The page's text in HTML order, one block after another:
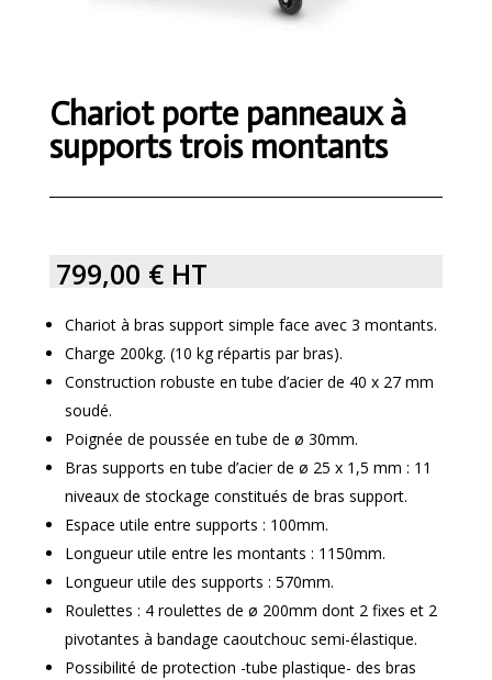
Chariot porte panneaux à
supports trois montants
799,00 € HT
Chariot à bras support simple face avec 3 montants.
Charge 200kg. (10 kg répartis par bras).
Construction robuste en tube d’acier de 40 x 27 mm
soudé.
Poignée de poussée en tube de ø 30mm.
Bras supports en tube d’acier de ø 25 x 1,5 mm : 11
niveaux de stockage constitués de bras support.
Espace utile entre supports : 100mm.
Longueur utile entre les montants : 1150mm.
Longueur utile des supports : 570mm.
Roulettes : 4 roulettes de ø 200mm dont 2 fixes et 2
pivotantes à bandage caoutchouc semi-élastique.
Possibilité de protection -tube plastique- des bras